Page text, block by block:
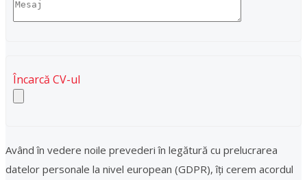
Încarcă CV-ul
Având în vedere noile prevederi în legătură cu prelucrarea
datelor personale la nivel european (GDPR), îți cerem acordul